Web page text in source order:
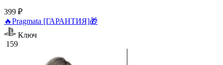
399 ₽
🔥Pragmata [ГАРАНТИЯ]🎁
Ключ
159